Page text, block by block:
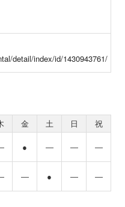
detail/index/id/1430943761/
金 土 日
祝
● ― ― ―
― ● ― ―